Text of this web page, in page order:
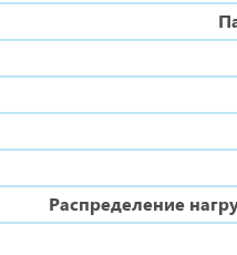
Распределение